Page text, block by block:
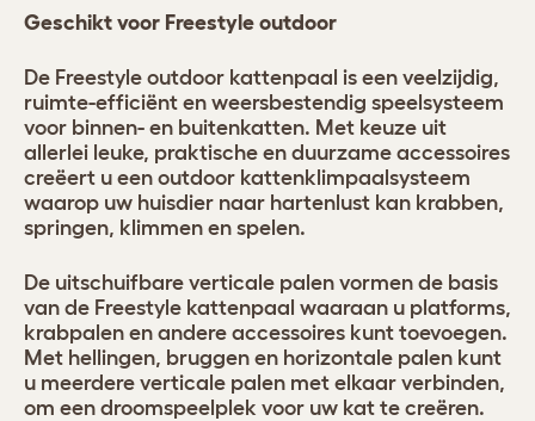
Geschikt voor Freestyle outdoor
De Freestyle outdoor kattenpaal is een veelzijdig,
ruimte-efficiënt en weersbestendig speelsysteem
voor binnen- en buitenkatten. Met keuze uit
allerlei leuke, praktische en duurzame accessoires
creëert u een outdoor kattenklimpaalsysteem
waarop uw huisdier naar hartenlust kan krabben,
springen, klimmen en spelen.
De uitschuifbare verticale palen vormen de basis
van de Freestyle kattenpaal waaraan u platforms,
krabpalen en andere accessoires kunt toevoegen.
Met hellingen, bruggen en horizontale palen kunt
u meerdere verticale palen met elkaar verbinden,
om een droomspeelplek voor uw kat te creëren.